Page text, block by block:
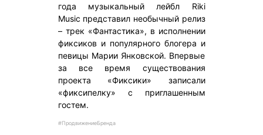
года музыкальный лейбл Riki
Music представил необычный релиз
– трек «Фантастика», в исполнении
фиксиков и популярного блогера и
певицы Марии Янковской. Впервые
за все время существования
проекта «Фиксики» записали
«фиксипелку» с приглашенным
гостем.
#ПродвижениеБренда